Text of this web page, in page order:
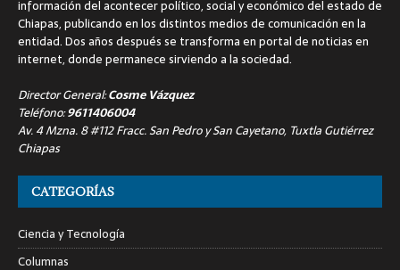
información del acontecer político, social y económico del estado de
Chiapas, publicando en los distintos medios de comunicación en la
entidad. Dos años después se transforma en portal de noticias en
internet, donde permanece sirviendo a la sociedad.
Director General:Cosme Vázquez
Teléfono:9611406004
Av. 4 Mzna. 8 #112 Fracc. San Pedro y San Cayetano, Tuxtla Gutiérrez
Chiapas
CATEGORÍAS
Ciencia y Tecnología
Columnas